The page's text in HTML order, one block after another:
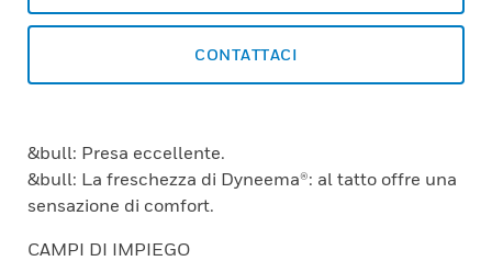
CONTATTACI
&bull: Presa eccellente.
&bull: La freschezza di Dyneema®: al tatto offre una
sensazione di comfort.
CAMPI DI IMPIEGO